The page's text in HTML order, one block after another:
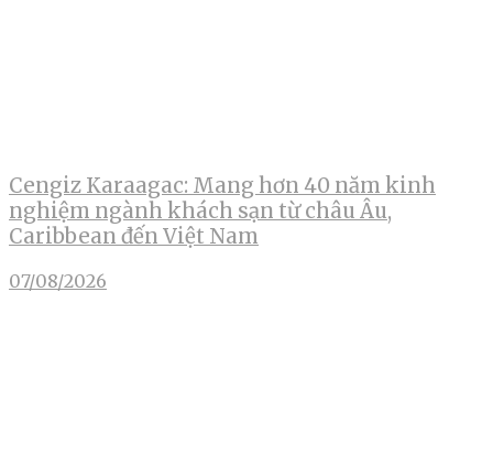
Cengiz Karaagac: Mang hơn 40 năm kinh
nghiệm ngành khách sạn từ châu Âu,
Caribbean đến Việt Nam
07/08/2026